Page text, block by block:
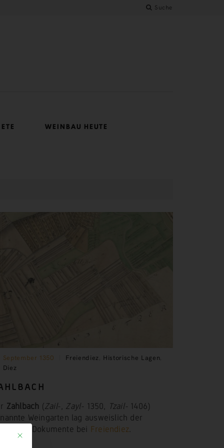
Suche
WEINBAU HEUTE
September 1350 Freiendiez Historische Lagen
Diez
Zahlbach (Zail-, Zayl- 1350, Tzail- 1406)
Weingarten lag ausweislich der
Dokumente bei
Freiendiez.
Mit diesem Button wird der Dialog geschlossen. Seine Funktionalität ist